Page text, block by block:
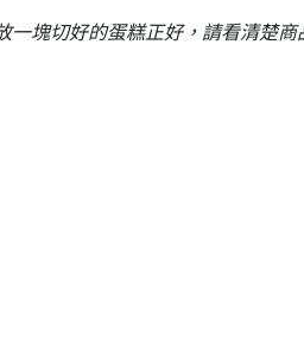
一塊切好的蛋糕正好，請看清楚